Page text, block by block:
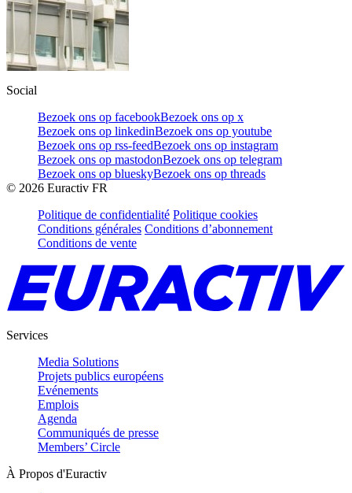
Social
Bezoek ons op facebookBezoek ons op x
Bezoek ons op linkedinBezoek ons op youtube
Bezoek ons op rss-feedBezoek ons op instagram
Bezoek ons op mastodonBezoek ons op telegram
Bezoek ons op blueskyBezoek ons op threads
© 2026 Euractiv FR
Politique de confidentialité Politique cookies
Conditions générales Conditions d’abonnement
Conditions de vente
Services
Media Solutions
Projets publics européens
Evénements
Emplois
Agenda
Communiqués de presse
Members’ Circle
À Propos d'Euractiv